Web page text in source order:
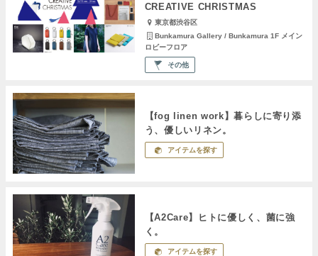
CREATIVE CHRISTMAS
東京都渋谷区
Bunkamura Gallery / Bunkamura 1F メイン
ロビーフロア
その他
【fog linen work】暮らしに寄り添
う、優しいリネン。
アイテムを探す
【A2Care】ヒトに優しく、菌に強
く。
アイテムを探す